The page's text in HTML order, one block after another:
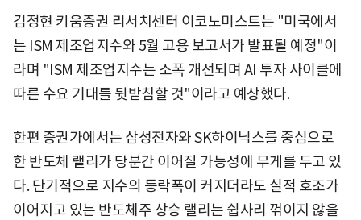
김정현 키움증권 리서치센터 이코노미스트는 "미국에서
는 ISM 제조업지수와 5월 고용 보고서가 발표될 예정"이
라며 "ISM 제조업지수는 소폭 개선되며 AI 투자 사이클에
따른 수요 기대를 뒷받침할 것"이라고 예상했다.
한편 증권가에서는 삼성전자와 SK하이닉스를 중심으로
한 반도체 랠리가 당분간 이어질 가능성에 무게를 두고 있
다. 단기적으로 지수의 등락폭이 커지더라도 실적 호조가
이어지고 있는 반도체주 상승 랠리는 쉽사리 꺾이지 않을